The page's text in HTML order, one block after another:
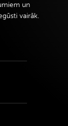
un
vairāk.